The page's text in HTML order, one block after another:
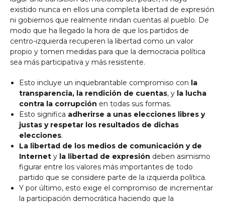
existido nunca en ellos una completa libertad de expresión
ni gobiernos que realmente rindan cuentas al pueblo. De
modo que ha llegado la hora de que los partidos de
centro-izquierda recuperen la libertad como un valor
propio y tomen medidas para que la democracia política
sea más participativa y más resistente.
Esto incluye un inquebrantable compromiso con la
transparencia, la rendición de cuentas, y la lucha
contra la corrupción en todas sus formas.
Esto significa adherirse a unas elecciones libres y
justas y respetar los resultados de dichas
elecciones.
La libertad de los medios de comunicación y de
Internet y la libertad de expresión deben asimismo
figurar entre los valores más importantes de todo
partido que se considere parte de la izquierda política.
Y por último, esto exige el compromiso de incrementar
la participación democrática haciendo que la